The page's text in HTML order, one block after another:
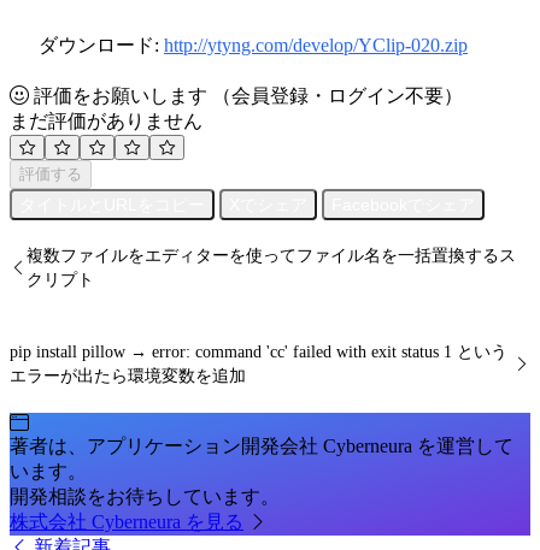
ダウンロード: http://ytyng.com/develop/YClip-020.zip
評価をお願いします
（会員登録・ログイン不要）
まだ評価がありません
評価する
複数ファイルをエディターを使ってファイル名を一括置換するス
クリプト
pip install pillow → error: command 'cc' failed with exit status 1 という
エラーが出たら環境変数を追加
著者は、アプリケーション開発会社 Cyberneura を運営して
います。
開発相談をお待ちしています。
株式会社 Cyberneura を見る